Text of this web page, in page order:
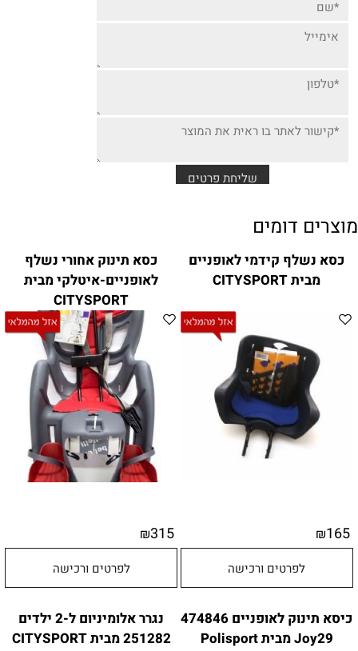
מוצרים דומים
כסא נשלף קידמי לאופניים
מבית CITYSPORT
₪165
לפרטים ורכישה
כסא תינוק אחורי נשלף
לאופניים-איטלקי מבית
CITYSPORT
₪315
לפרטים ורכישה
כיסא תינוק לאופניים 474846
Joy29 מבית Polisport
נגרר אלומיניום ל-2 ילדים
251282 מבית CITYSPORT